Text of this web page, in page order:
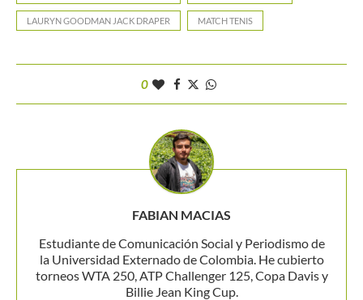
LAURYN GOODMAN JACK DRAPER MATCH TENIS
0
FABIAN MACIAS
Estudiante de Comunicación Social y Periodismo de
la Universidad Externado de Colombia. He cubierto
torneos WTA 250, ATP Challenger 125, Copa Davis y
Billie Jean King Cup.